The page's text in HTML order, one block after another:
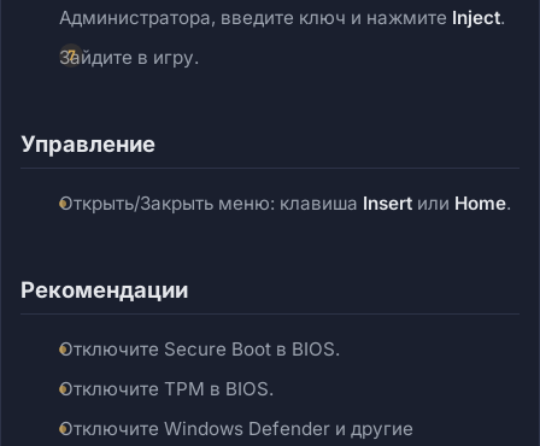
Администратора, введите ключ и нажмите Inject.
Зайдите в игру.
Управление
Открыть/Закрыть меню: клавиша Insert или Home.
Рекомендации
Отключите Secure Boot в BIOS.
Отключите TPM в BIOS.
Отключите Windows Defender и другие